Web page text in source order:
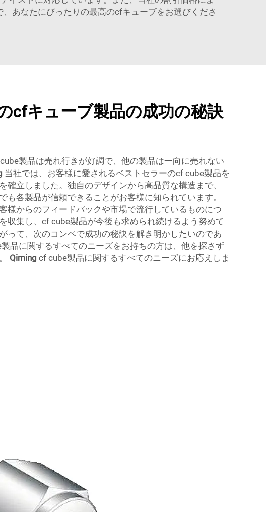
、あなたにぴったりの最高のcfキューブをお選びくださ
cfキューブ製品の成功の秘訣
製品は売れ行きが好調で、他の製品は一向に売れない
当社では、お客様に愛されるベストセラーのcf cube製品を
確立しました。独自のデザインから高品質な構造まで、
も各製品が信頼できることがお客様に知られています。
様からのフィードバックや市場で流行しているものにつ
収集し、cf cube製品が今後も求められ続けるよう努めて
って、次のコンペで成功の秘訣を解き明かしたいのであ
品に関するすべてのニーズをお持ちの方は、他を探さず
Qiming cf cube製品に関するすべてのニーズにお応えしま